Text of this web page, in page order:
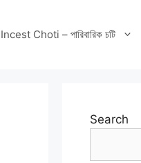
Choti – পারিবারিক চটি
Search